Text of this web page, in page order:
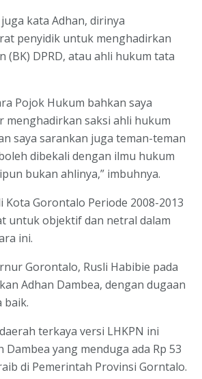
kata Adhan, dirinya
penyidik untuk menghadirkan
(BK) DPRD, atau ahli hukum tata
Pojok Hukum bahkan saya
menghadirkan saksi ahli hukum
saya sarankan juga teman-teman
dibekali dengan ilmu hukum
bukan ahlinya,” imbuhnya.
Kota Gorontalo Periode 2008-2013
untuk objektif dan netral dalam
ini.
Gorontalo, Rusli Habibie pada
Adhan Dambea, dengan dugaan
baik.
terkaya versi LHKPN ini
Dambea yang menduga ada Rp 53
di Pemerintah Provinsi Gorntalo.